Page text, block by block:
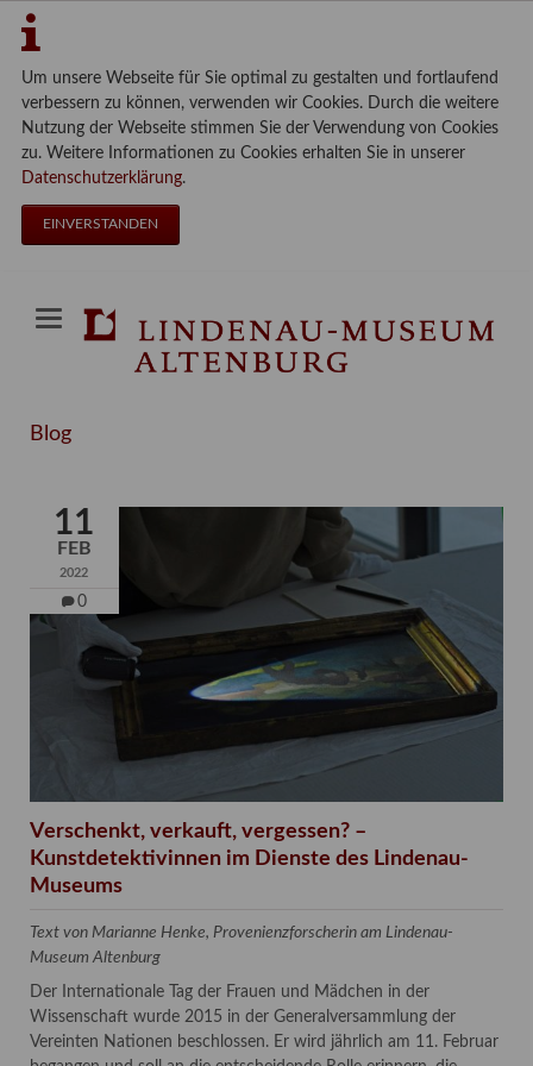
Um unsere Webseite für Sie optimal zu gestalten und fortlaufend
verbessern zu können, verwenden wir Cookies. Durch die weitere
Nutzung der Webseite stimmen Sie der Verwendung von Cookies
zu. Weitere Informationen zu Cookies erhalten Sie in unserer
Datenschutzerklärung.
EINVERSTANDEN
Blog
11
FEB
2022
0
Verschenkt, verkauft, vergessen? –
Kunstdetektivinnen im Dienste des Lindenau-
Museums
Text von Marianne Henke, Provenienzforscherin am Lindenau-
Museum Altenburg
Der Internationale Tag der Frauen und Mädchen in der
Wissenschaft wurde 2015 in der Generalversammlung der
Vereinten Nationen beschlossen. Er wird jährlich am 11. Februar